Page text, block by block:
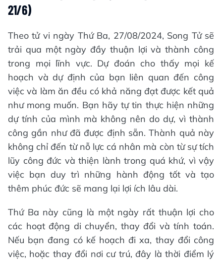
21/6)
Theo tử vi ngày Thứ Ba, 27/08/2024, Song Tử sẽ
trải qua một ngày đầy thuận lợi và thành công
trong mọi lĩnh vực. Dự đoán cho thấy mọi kế
hoạch và dự định của bạn liên quan đến công
việc và làm ăn đều có khả năng đạt được kết quả
như mong muốn. Bạn hãy tự tin thực hiện những
dự tính của mình mà không nên do dự, vì thành
công gần như đã được định sẵn. Thành quả này
không chỉ đến từ nỗ lực cá nhân mà còn từ sự tích
lũy công đức và thiện lành trong quá khứ, vì vậy
việc bạn duy trì những hành động tốt và tạo
thêm phúc đức sẽ mang lại lợi ích lâu dài.
Thứ Ba này cũng là một ngày rất thuận lợi cho
các hoạt động di chuyển, thay đổi và tính toán.
Nếu bạn đang có kế hoạch đi xa, thay đổi công
việc, hoặc thay đổi nơi cư trú, đây là thời điểm lý